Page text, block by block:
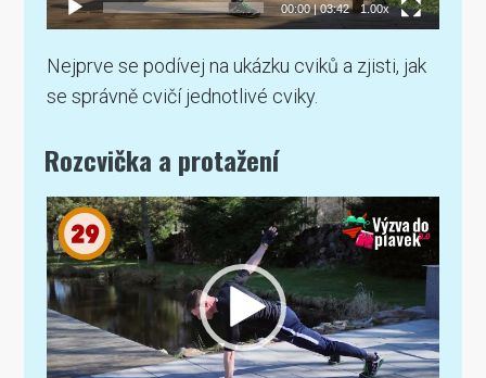
00:00|03:42 1.00x
Nejprve se podívej na ukázku cviků a zjisti, jak
se správně cvičí jednotlivé cviky.
Rozcvička a protažení
Video
přehrávač